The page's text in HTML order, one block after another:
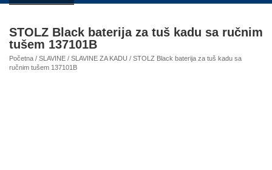
STOLZ Black baterija za tuš kadu sa ručnim
tušem 137101B
Početna / SLAVINE / SLAVINE ZA KADU / STOLZ Black baterija za tuš kadu sa
ručnim tušem 137101B